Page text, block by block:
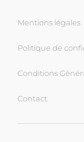
Mentions légales
Politique de
Conditions
Contact